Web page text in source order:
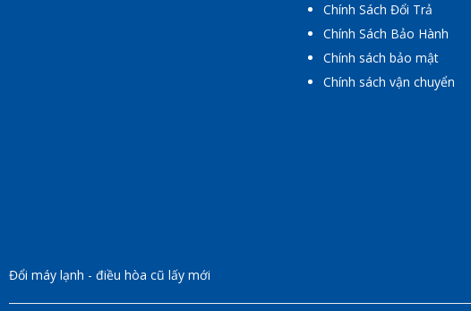
Chính Sách Đổi Trả
Chính Sách Bảo Hành
Chính sách bảo mật
Chính sách vận chuyển
Đổi máy lạnh - điều hòa cũ lấy mới